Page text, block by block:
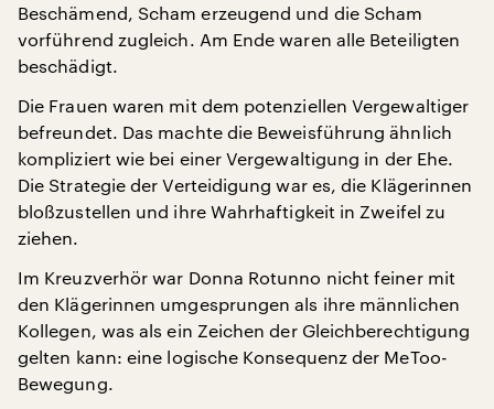
Beschämend, Scham erzeugend und die Scham
vorführend zugleich. Am Ende waren alle Beteiligten
beschädigt.
Die Frauen waren mit dem potenziellen Vergewaltiger
befreundet. Das machte die Beweisführung ähnlich
kompliziert wie bei einer Vergewaltigung in der Ehe.
Die Strategie der Verteidigung war es, die Klägerinnen
bloßzustellen und ihre Wahrhaftigkeit in Zweifel zu
ziehen.
Im Kreuzverhör war Donna Rotunno nicht feiner mit
den Klägerinnen umgesprungen als ihre männlichen
Kollegen, was als ein Zeichen der Gleichberechtigung
gelten kann: eine logische Konsequenz der MeToo-
Bewegung.